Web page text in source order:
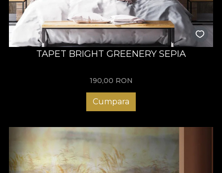
TAPET BRIGHT GREENERY SEPIA
190,00 RON
Cumpara